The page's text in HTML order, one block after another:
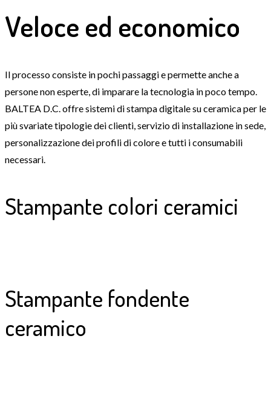
Veloce ed economico
Il processo consiste in pochi passaggi e permette anche a
persone non esperte, di imparare la tecnologia in poco tempo.
BALTEA D.C. offre sistemi di stampa digitale su ceramica per le
più svariate tipologie dei clienti, servizio di installazione in sede,
personalizzazione dei profili di colore e tutti i consumabili
necessari.
Stampante colori ceramici
Stampante fondente
ceramico